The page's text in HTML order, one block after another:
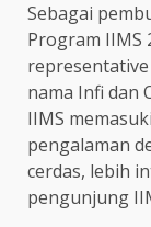
Sebagai
Program IIMS
nama Infi dan
IIMS
pengalaman
cerdas, lebih
pengunjung